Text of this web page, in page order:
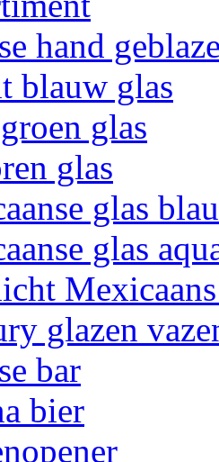
hand
blauw glas
glas
glas
glas
glas
glazen
bar
bier